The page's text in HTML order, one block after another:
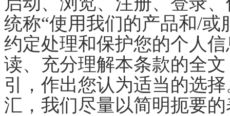
统称“使用我们的产品和/或
约定处理和保护您的个人
读、充分理解本条款的全
引，作出您认为适当的选
汇，我们尽量以简明扼要